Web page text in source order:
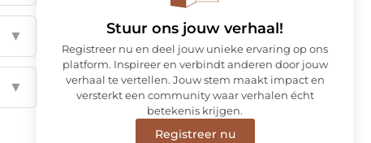
▼
▼
Stuur ons jouw verhaal!
Registreer nu en deel jouw unieke ervaring op ons
platform. Inspireer en verbindt anderen door jouw
verhaal te vertellen. Jouw stem maakt impact en
versterkt een community waar verhalen écht
betekenis krijgen.
Registreer nu